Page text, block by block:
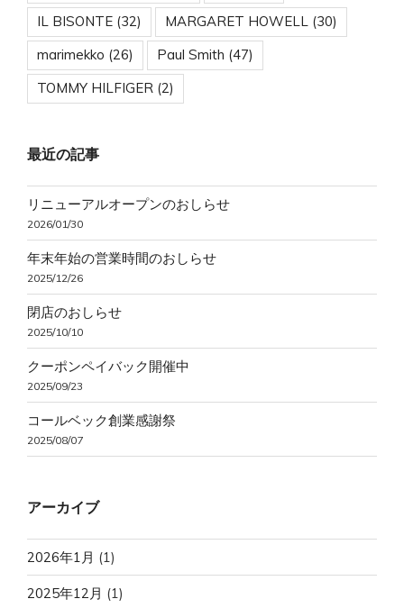
IL BISONTE (32) MARGARET HOWELL (30)
marimekko (26) Paul Smith (47)
TOMMY HILFIGER (2)
最近の記事
リニューアルオープンのおしらせ
2026/01/30
年末年始の営業時間のおしらせ
2025/12/26
閉店のおしらせ
2025/10/10
クーポンペイバック開催中
2025/09/23
コールベック創業感謝祭
2025/08/07
アーカイブ
2026年1月 (1)
2025年12月 (1)